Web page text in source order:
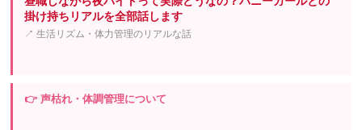
掛け持ちリアルを全部話します
↗ 生活リズム・体力管理のリアルな話
👉 声枯れ・体調管理について